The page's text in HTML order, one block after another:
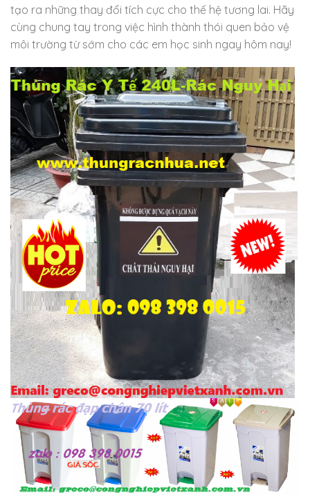
tạo ra những thay đổi tích cực cho thế hệ tương lai. Hãy
cùng chung tay trong việc hình thành thói quen bảo vệ
môi trường từ sớm cho các em học sinh ngay hôm nay!